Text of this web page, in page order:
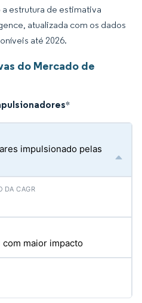
estrutura de estimativa
atualizada com os dados
até 2026.
do Mercado de
*
impulsionado pelas
maior impacto